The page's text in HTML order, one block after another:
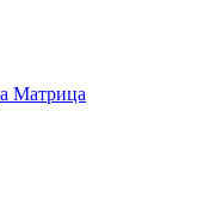
Матрица